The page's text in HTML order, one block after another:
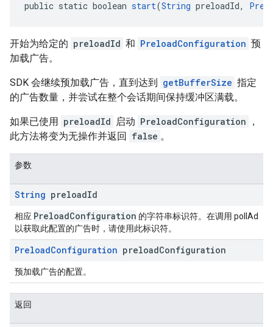
public static boolean start(String preloadId,
开始为给定的 preloadId 和 PreloadConfiguration 预
加载广告。
SDK 会继续预加载广告，直到达到 getBufferSize 指定
的广告数量，并尝试在整个会话期间保持缓冲区满载。
如果已使用 preloadId 启动 PreloadConfiguration
，
此方法将变为无操作并返回 false 。
参数
String preloadId
相应 PreloadConfiguration 的字符串标识符。在调用 pollAd
以获取此配置的广告时，请使用此标识符。
PreloadConfiguration preloadConfiguration
预加载广告的配置。
返回